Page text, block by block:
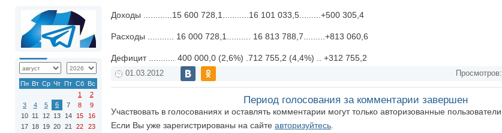
Пн Вт Ср Чт Пт Сб Вс
1
2
3
4 5 6 7 8
9
10 11 12 13 14 15
16
17 18 19 20 21 22
23
Доходы ............15 600 728,1...........16 101 033,5.........+500 305,4
Расходы ........... 16 000 728,1.......... 16 813 788,7.........+813 060,6
Дефицит ........... 400 000,0 (2,6%) .712 755,2 (4,4%) .. +312 755,2
01.03.2012 Просмотров:
Период голосования за комментарии завершен
Участвовать в голосованиях и оставлять комментарии могут только авторизованные пользователи.
Если Вы уже зарегистрированы на сайте авторизуйтесь